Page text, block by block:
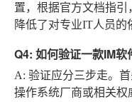
置，根据官方文档指
降低了对专业IT人员的
Q4: 如何验证一款IM软
A: 验证应分三步走。
操作系统厂商或相关权